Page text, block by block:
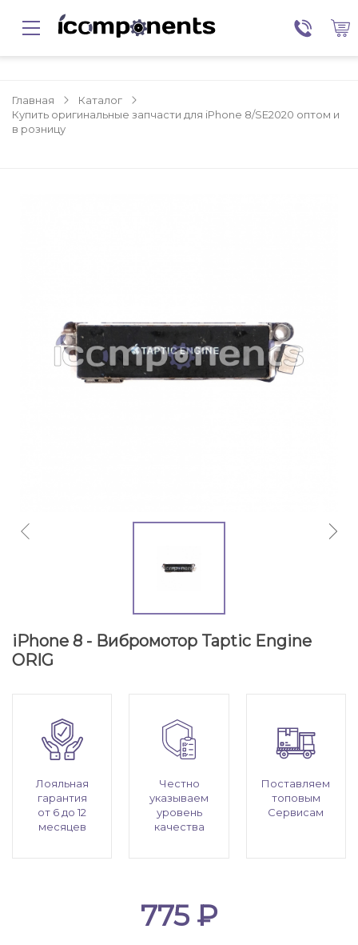
Главная
Каталог
Купить оригинальные запчасти для iPhone 8/SE2020 оптом и
в розницу
iPhone 8 - Вибромотор Taptic Engine
ORIG
Лояльная
гарантия
от 6 до 12
месяцев
Честно
указываем
уровень
качества
Поставляем
топовым
Сервисам
775 ₽